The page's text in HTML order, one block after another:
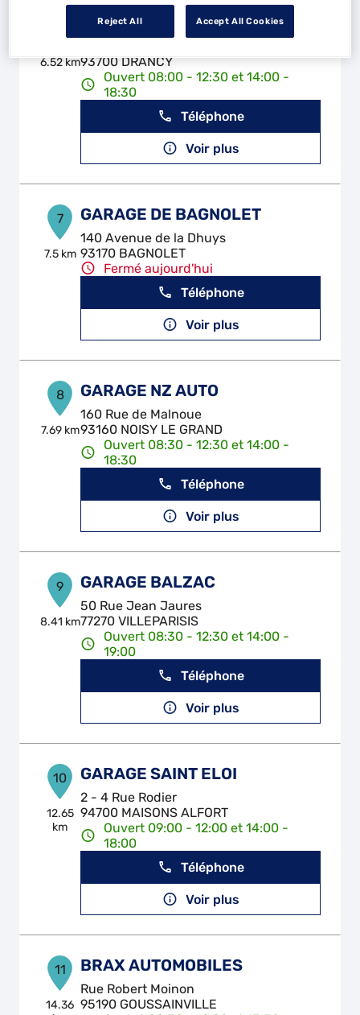
6.52 km
ATAM GPL
93700 DRANCY
Ouvert 08:00 - 12:30 et 14:00 -
18:30
Téléphone
Voir plus
7
7.5 km
GARAGE DE BAGNOLET
140 Avenue de la Dhuys
93170 BAGNOLET
Fermé aujourd'hui
Téléphone
Voir plus
8
7.69 km
GARAGE NZ AUTO
160 Rue de Malnoue
93160 NOISY LE GRAND
Ouvert 08:30 - 12:30 et 14:00 -
18:30
Téléphone
Voir plus
9
8.41 km
GARAGE BALZAC
50 Rue Jean Jaures
77270 VILLEPARISIS
Ouvert 08:30 - 12:30 et 14:00 -
19:00
Téléphone
Voir plus
10
12.65
km
GARAGE SAINT ELOI
2 - 4 Rue Rodier
94700 MAISONS ALFORT
Ouvert 09:00 - 12:00 et 14:00 -
18:00
Téléphone
Voir plus
11
14.36
BRAX AUTOMOBILES
Rue Robert Moinon
95190 GOUSSAINVILLE
Reject All Accept All Cookies